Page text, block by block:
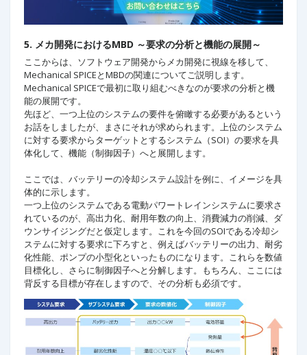
5. メカ開発におけるMBD ～要求の分析と機能の展開～
ここからは、ソフトウェア開発からメカ開発に視線を移して、
Mechanical SPICEとMBDの関連についてご説明します。
Mechanical SPICEで最初に取り組むべきなのが要求の分析と機
能の展開です。
先ほど、一つ上位のシステムの要件を俯瞰する必要があるという
お話をしましたが、まさにそれが求められます。上位のシステム
に対する要求からターゲットとするシステム（SOI）の要求を具
体化して、機能（制御因子）へと展開します。
ここでは、バッテリーの冷却システム設計を例に、イメージを具
体的に示します。
一つ上位のシステムである電動パワートレインシステムに要求さ
れているのが、高出力化、耐用年数の向上、消費減力の削減、ダ
ウンサイジングだと仮定します。これを今回のSOIである冷却シ
ステムに対する要求に下ろすと、例えばバッテリーの出力、耐劣
化性能、ポンプの小型化といったものになります。これらを数値
目標化し、さらに制御因子へと分解します。もちろん、ここには
背反する目標が存在しますので、その分析も必須です。